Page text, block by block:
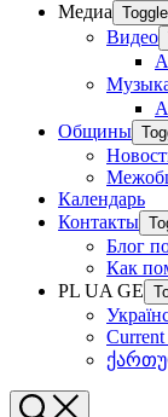
Медиа
Видео
Общины
Календарь
Контакты
Блог
Как
PL UA GE
Current